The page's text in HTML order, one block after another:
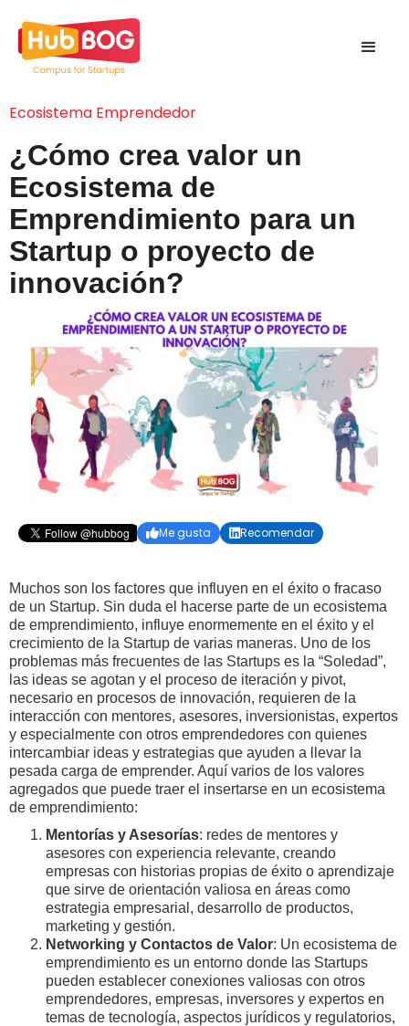
Ecosistema Emprendedor
¿Cómo crea valor un
Ecosistema de
Emprendimiento para un
Startup o proyecto de
innovación?
Me gusta Recomendar
Muchos son los factores que influyen en el éxito o fracaso
de un Startup. Sin duda el hacerse parte de un ecosistema
de emprendimiento, influye enormemente en el éxito y el
crecimiento de la Startup de varias maneras. Uno de los
problemas más frecuentes de las Startups es la “Soledad”,
las ideas se agotan y el proceso de iteración y pivot,
necesario en procesos de innovación, requieren de la
interacción con mentores, asesores, inversionistas, expertos
y especialmente con otros emprendedores con quienes
intercambiar ideas y estrategias que ayuden a llevar la
pesada carga de emprender. Aquí varios de los valores
agregados que puede traer el insertarse en un ecosistema
de emprendimiento:
Mentorías y Asesorías: redes de mentores y
asesores con experiencia relevante, creando
empresas con historias propias de éxito o aprendizaje
que sirve de orientación valiosa en áreas como
estrategia empresarial, desarrollo de productos,
marketing y gestión.
Networking y Contactos de Valor: Un ecosistema de
emprendimiento es un entorno donde las Startups
pueden establecer conexiones valiosas con otros
emprendedores, empresas, inversores y expertos en
temas de tecnología, aspectos jurídicos y regulatorios,